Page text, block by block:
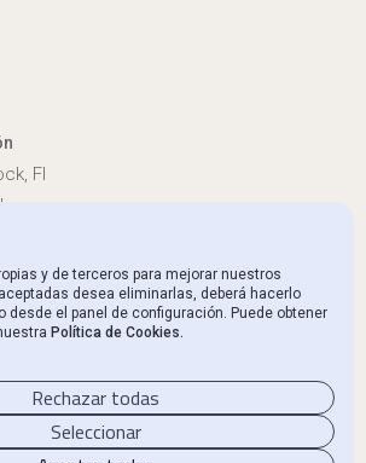
FI
y de terceros para mejorar nuestros
desea eliminarlas, deberá hacerlo
desde el panel de configuración. Puede obtener
Política de Cookies.
Rechazar todas
Seleccionar